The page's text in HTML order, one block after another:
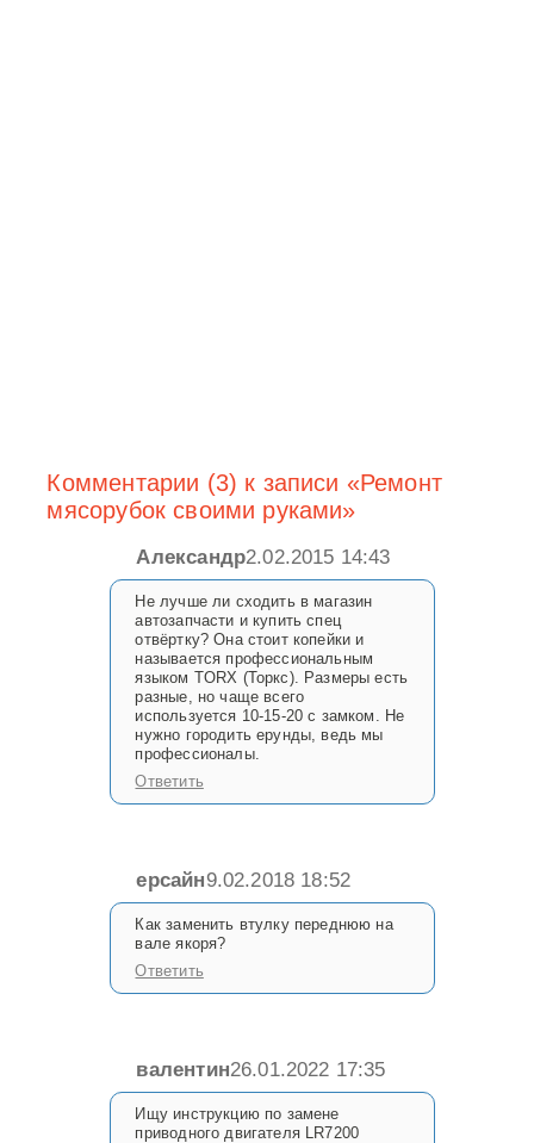
Комментарии (3) к записи «Ремонт
мясорубок своими руками»
Александр2.02.2015 14:43
Не лучше ли сходить в магазин
автозапчасти и купить спец
отвёртку? Она стоит копейки и
называется профессиональным
языком TORX (Торкс). Размеры есть
разные, но чаще всего
используется 10-15-20 с замком. Не
нужно городить ерунды, ведь мы
профессионалы.
Ответить
ерсайн9.02.2018 18:52
Как заменить втулку переднюю на
вале якоря?
Ответить
валентин26.01.2022 17:35
Ищу инструкцию по замене
приводного двигателя LR7200